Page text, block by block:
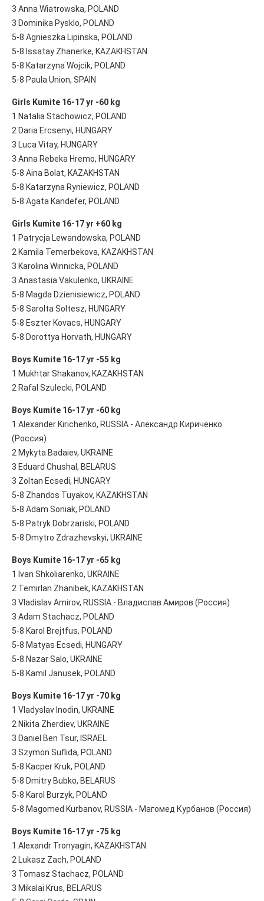
3 Anna Wiatrowska, POLAND
3 Dominika Pysklo, POLAND
5-8 Agnieszka Lipinska, POLAND
5-8 Issatay Zhanerke, KAZAKHSTAN
5-8 Katarzyna Wojcik, POLAND
5-8 Paula Union, SPAIN
Girls Kumite 16-17 yr -60 kg
1 Natalia Stachowicz, POLAND
2 Daria Ercsenyi, HUNGARY
3 Luca Vitay, HUNGARY
3 Anna Rebeka Hremo, HUNGARY
5-8 Aina Bolat, KAZAKHSTAN
5-8 Katarzyna Ryniewicz, POLAND
5-8 Agata Kandefer, POLAND
Girls Kumite 16-17 yr +60 kg
1 Patrycja Lewandowska, POLAND
2 Kamila Temerbekova, KAZAKHSTAN
3 Karolina Winnicka, POLAND
3 Anastasia Vakulenko, UKRAINE
5-8 Magda Dzienisiewicz, POLAND
5-8 Sarolta Soltesz, HUNGARY
5-8 Eszter Kovacs, HUNGARY
5-8 Dorottya Horvath, HUNGARY
Boys Kumite 16-17 yr -55 kg
1 Mukhtar Shakanov, KAZAKHSTAN
2 Rafal Szulecki, POLAND
Boys Kumite 16-17 yr -60 kg
1 Alexander Kirichenko, RUSSIA - Александр Кириченко
(Россия)
2 Mykyta Badaiev, UKRAINE
3 Eduard Chushal, BELARUS
3 Zoltan Ecsedi, HUNGARY
5-8 Zhandos Tuyakov, KAZAKHSTAN
5-8 Adam Soniak, POLAND
5-8 Patryk Dobrzariski, POLAND
5-8 Dmytro Zdrazhevskyi, UKRAINE
Boys Kumite 16-17 yr -65 kg
1 Ivan Shkoliarenko, UKRAINE
2 Temirlan Zhanibek, KAZAKHSTAN
3 Vladislav Amirov, RUSSIA - Владислав Амиров (Россия)
3 Adam Stachacz, POLAND
5-8 Karol Brejtfus, POLAND
5-8 Matyas Ecsedi, HUNGARY
5-8 Nazar Salo, UKRAINE
5-8 Kamil Janusek, POLAND
Boys Kumite 16-17 yr -70 kg
1 Vladyslav Inodin, UKRAINE
2 Nikita Zherdiev, UKRAINE
3 Daniel Ben Tsur, ISRAEL
3 Szymon Suflida, POLAND
5-8 Kacper Kruk, POLAND
5-8 Dmitry Bubko, BELARUS
5-8 Karol Burzyk, POLAND
5-8 Magomed Kurbanov, RUSSIA - Магомед Курбанов (Россия)
Boys Kumite 16-17 yr -75 kg
1 Alexandr Tronyagin, KAZAKHSTAN
2 Lukasz Zach, POLAND
3 Tomasz Stachacz, POLAND
3 Mikalai Krus, BELARUS